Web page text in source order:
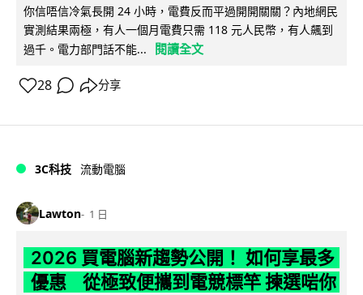
你信唔信冷氣長開 24 小時，電費反而平過開開關關？內地網民
實測結果兩極，有人一個月電費只需 118 元人民幣，有人飆到
過千。電力部門話不能...
閱讀全文
28 分享
3C科技 流動電腦
Lawton 1 日
2026 買電腦新趨勢公開！ 如何享最多
優惠 從極致便攜到電競標竿 揀選啱你